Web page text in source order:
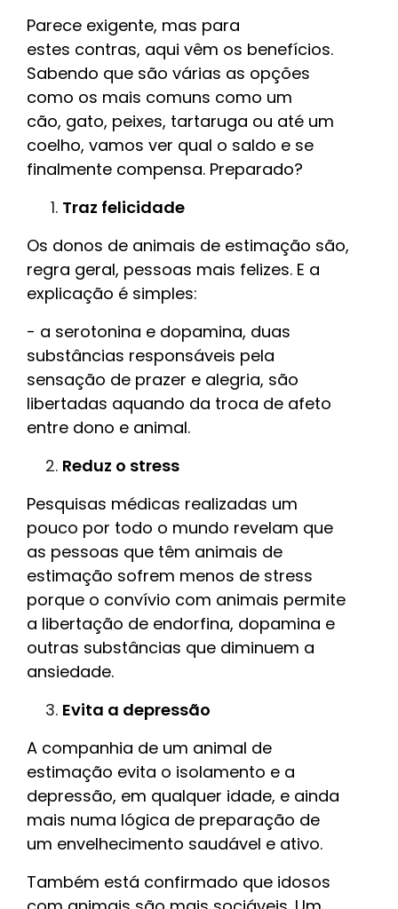
Parece exigente, mas para
estes contras, aqui vêm os benefícios.
Sabendo que são várias as opções
como os mais comuns como um
cão, gato, peixes, tartaruga ou até um
coelho, vamos ver qual o saldo e se
finalmente compensa. Preparado?
Traz felicidade
Os donos de animais de estimação são,
regra geral, pessoas mais felizes. E a
explicação é simples:
- a serotonina e dopamina, duas
substâncias responsáveis pela
sensação de prazer e alegria, são
libertadas aquando da troca de afeto
entre dono e animal.
Reduz o stress
Pesquisas médicas realizadas um
pouco por todo o mundo revelam que
as pessoas que têm animais de
estimação sofrem menos de stress
porque o convívio com animais permite
a libertação de endorfina, dopamina e
outras substâncias que diminuem a
ansiedade.
Evita a depressão
A companhia de um animal de
estimação evita o isolamento e a
depressão, em qualquer idade, e ainda
mais numa lógica de preparação de
um envelhecimento saudável e ativo.
Também está confirmado que idosos